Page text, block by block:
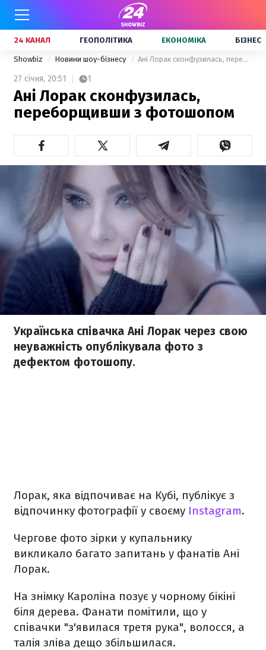
24 КАНАЛ ГЕОПОЛІТИКА ЕКОНОМІКА БІЗНЕС
Showbiz Новини шоу-бізнесу Ані Лорак сконфузилась, переборщивши з фотошопом
27 січня, 20:51 1
Ані Лорак сконфузилась,
переборщивши з фотошопом
Українська співачка Ані Лорак через свою
неуважність опублікувала фото з
дефектом фотошопу.
Лорак, яка відпочиває на Кубі, публікує з
відпочинку фотографії у своєму Instagram.
Чергове фото зірки у купальнику
викликало багато запитань у фанатів Ані
Лорак.
На знімку Кароліна позує у чорному бікіні
біля дерева. Фанати помітили, що у
співачки "з'явилася третя рука", волосся, а
талія зліва дещо збільшилася.